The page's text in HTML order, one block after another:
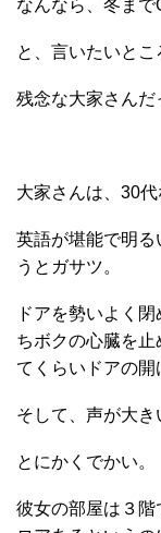
なんなら、冬まで
と、言いたいとこ
残念な大家さんだ
大家さんは、30
英語が堪能で明
うとガサツ。
ドアを勢いよく
ちボクの心臓を
てくらいドアの開
そして、声が大き
とにかくでかい。
彼女の部屋は３階